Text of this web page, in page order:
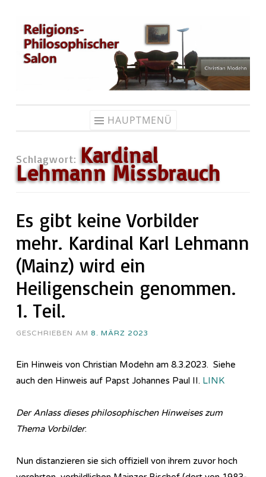
Zum
Inhalt
springen
HAUPTMENÜ
Schlagwort: Kardinal
Lehmann Missbrauch
Es gibt keine Vorbilder
mehr. Kardinal Karl Lehmann
(Mainz) wird ein
Heiligenschein genommen.
1. Teil.
GESCHRIEBEN AM 8. MÄRZ 2023
Ein Hinweis von Christian Modehn am 8.3.2023. Siehe
auch den Hinweis auf Papst Johannes Paul II. LINK
Der Anlass dieses philosophischen Hinweises zum
Thema Vorbilder:
Nun distanzieren sie sich offiziell von ihrem zuvor hoch